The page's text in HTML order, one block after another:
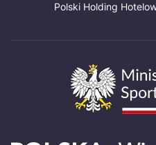
Polski Holding